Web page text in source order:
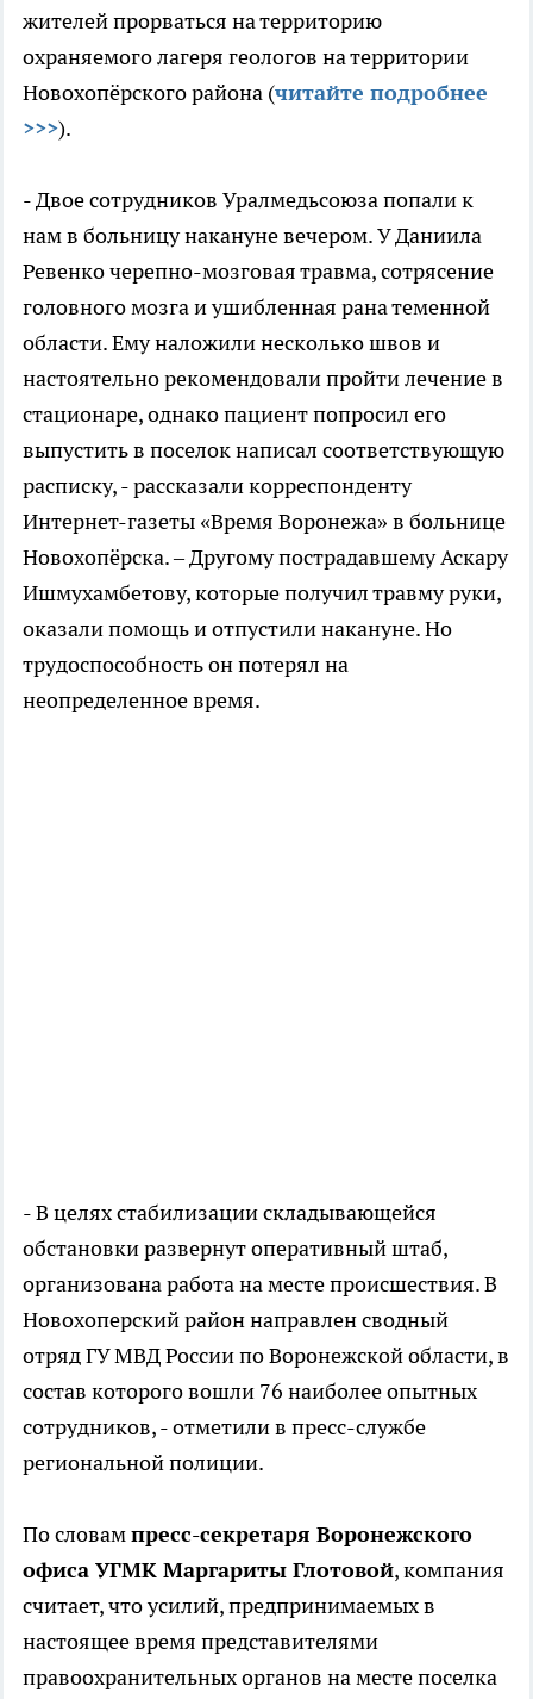
жителей прорваться на территорию
охраняемого лагеря геологов на территории
Новохопёрского района (читайте подробнее
>>>).
- Двое сотрудников Уралмедьсоюза попали к
нам в больницу накануне вечером. У Даниила
Ревенко черепно-мозговая травма, сотрясение
головного мозга и ушибленная рана теменной
области. Ему наложили несколько швов и
настоятельно рекомендовали пройти лечение в
стационаре, однако пациент попросил его
выпустить в поселок написал соответствующую
расписку, - рассказали корреспонденту
Интернет-газеты «Время Воронежа» в больнице
Новохопёрска. – Другому пострадавшему Аскару
Ишмухамбетову, которые получил травму руки,
оказали помощь и отпустили накануне. Но
трудоспособность он потерял на
неопределенное время.
- В целях стабилизации складывающейся
обстановки развернут оперативный штаб,
организована работа на месте происшествия. В
Новохоперский район направлен сводный
отряд ГУ МВД России по Воронежской области, в
состав которого вошли 76 наиболее опытных
сотрудников, - отметили в пресс-службе
региональной полиции.
По словампресс-секретаря Воронежского
офиса УГМК Маргариты Глотовой, компания
считает, что усилий, предпринимаемых в
настоящее время представителями
правоохранительных органов на месте поселка